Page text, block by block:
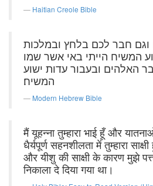
Haitian Creole Bible
וגם חבר לכם בלחץ ובמלכות
המשיח הייתי באי אשר שמו
האלהים ובעבור עדות ישוע
המשיח׃
Modern Hebrew Bible
मैं यूहन्ना तुम्हारा भाई हूँ और
धैर्यपूर्ण सहनशीलता में तुम्हारा
और यीशु की साक्षी के कारण मुझे
निकाला दे दिया गया था।